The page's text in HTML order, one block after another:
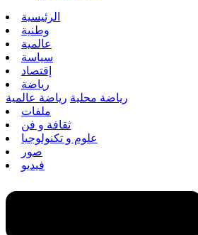
الرئيسية
وطنية
عالمية
سياسة
إقتصاد
رياضة
رياضة محلية رياضة عالمية
ملفات
ثقافة و فن
علوم و تكنولوجيا
صور
فيديو